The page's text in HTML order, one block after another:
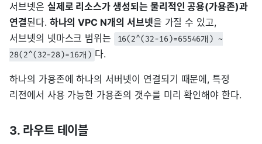
서브넷은 실제로 리소스가 생성되는 물리적인 공용(가용존)과
연결된다. 하나의 VPC N개의 서브넷을 가질 수 있고,
서브넷의 넷마스크 범위는
16(2^(32-16)=65546개) ~
28(2^(32-28)=16개) 다.
하나의 가용존에 하나의 서버넷이 연결되기 때문에, 특정
리전에서 사용 가능한 가용존의 갯수를 미리 확인해야 한다.
3. 라우트 테이블